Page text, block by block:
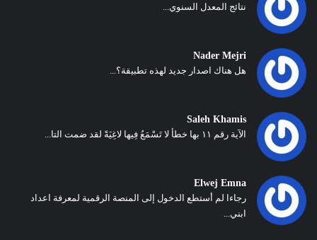
نتائج المعدل السنوي...
Nader Mejri
هل هناك اصدار جديد لهذه تطبيقة؟...
Saleh Khamis
الآية رقم ١١ بها خطأ لا تَسْمَعُ فِيها لاغِيَةً لقد ضمت التا...
Elwej Emna
رجاءا لم أستطع الدخول إلى المنصة الرقمية لمعرفة اعداد
ابني...